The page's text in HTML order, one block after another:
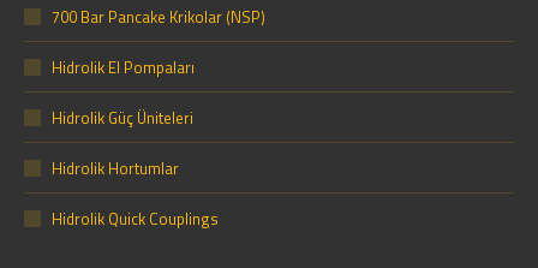
700 Bar Pancake Krikolar (NSP)
Hidrolik El Pompaları
Hidrolik Güç Üniteleri
Hidrolik Hortumlar
Hidrolik Quick Couplings